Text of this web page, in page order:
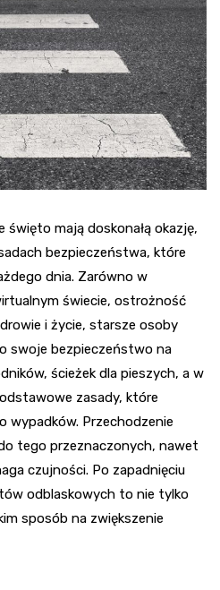
mają doskonałą okazję,
bezpieczeństwa, które
dnia. Zarówno w
świecie, ostrożność
i życie, starsze osoby
swoje bezpieczeństwo na
ścieżek dla pieszych, a w
zasady, które
wypadków. Przechodzenie
tego przeznaczonych, nawet
czujności. Po zapadnięciu
odblaskowych to nie tylko
sposób na zwiększenie